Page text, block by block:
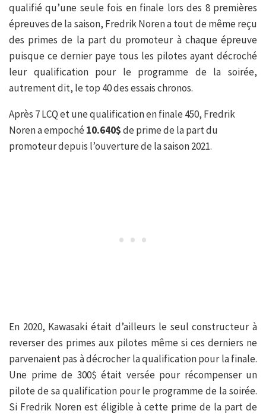
qualifié qu’une seule fois en finale lors des 8 premières
épreuves de la saison, Fredrik Noren a tout de même reçu
des primes de la part du promoteur à chaque épreuve
puisque ce dernier paye tous les pilotes ayant décroché
leur qualification pour le programme de la soirée,
autrement dit, le top 40 des essais chronos.
Après 7 LCQ et une qualification en finale 450, Fredrik
Noren a empoché10.640$de prime de la part du
promoteur depuis l’ouverture de la saison 2021.
En 2020, Kawasaki était d’ailleurs le seul constructeur à
reverser des primes aux pilotes même si ces derniers ne
parvenaient pas à décrocher la qualification pour la finale.
Une prime de 300$ était versée pour récompenser un
pilote de sa qualification pour le programme de la soirée.
Si Fredrik Noren est éligible à cette prime de la part de